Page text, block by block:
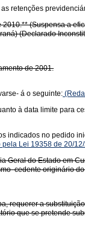
retenções
(Suspensa a
(Declarado
de 2001.
á o seguinte:
à data limite para
indicados no pedido
pela Lei 19358 de 20/
Geral do Estado em
cedente originário
requerer a
que se pretende